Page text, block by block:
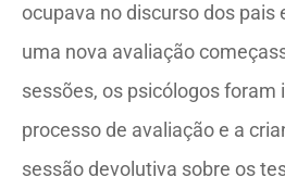
ocupava no discurso dos pais
uma nova avaliação
sessões, os psicólogos foram
processo de avaliação e a
sessão devolutiva sobre os